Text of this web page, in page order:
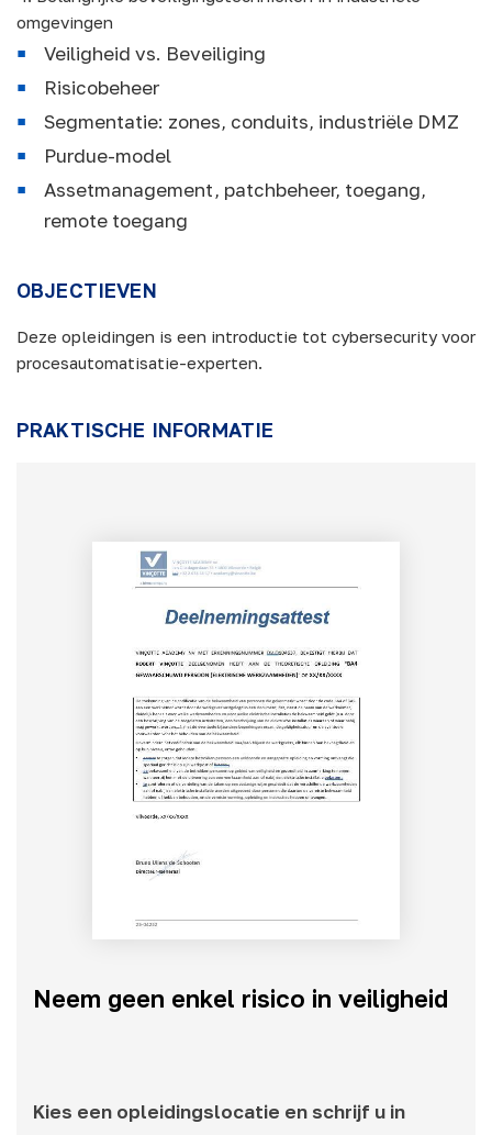
omgevingen
Veiligheid vs. Beveiliging
Risicobeheer
Segmentatie: zones, conduits, industriële DMZ
Purdue-model
Assetmanagement, patchbeheer, toegang,
remote toegang
OBJECTIEVEN
Deze opleidingen is een introductie tot cybersecurity voor
procesautomatisatie-experten.
PRAKTISCHE INFORMATIE
Neem geen enkel risico in veiligheid
Kies een opleidingslocatie en schrijf u in